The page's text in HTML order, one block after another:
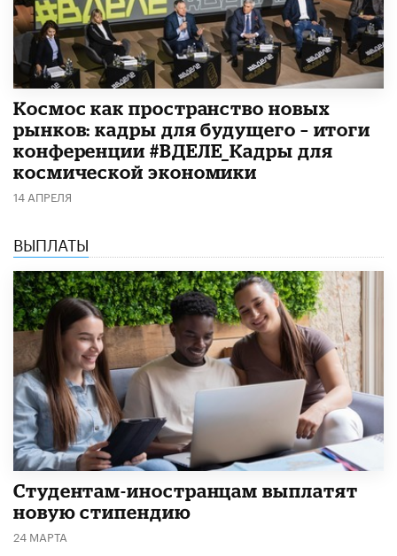
Космос как пространство новых
рынков: кадры для будущего – итоги
конференции #ВДЕЛЕ_Кадры для
космической экономики
14 АПРЕЛЯ
ВЫПЛАТЫ
Студентам-иностранцам выплатят
новую стипендию
24 МАРТА